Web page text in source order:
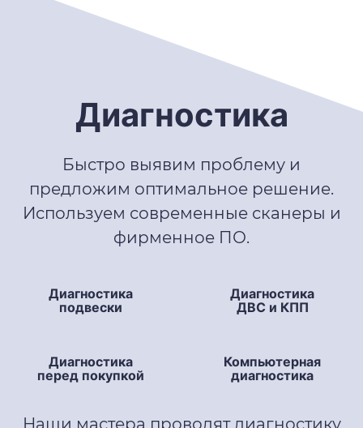
Диагностика
Быстро выявим проблему и
предложим оптимальное решение.
Используем современные сканеры и
фирменное ПО.
Диагностика
подвески
Диагностика
ДВС и КПП
Диагностика
перед покупкой
Компьютерная
диагностика
Наши мастера проводят диагностику